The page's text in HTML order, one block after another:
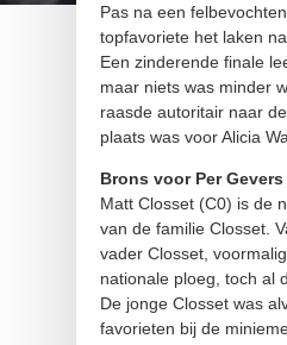
Pas na een
topfavoriete het laken
Een zinderende finale
maar niets was minder
raasde autoritair naar
plaats was voor Alicia
Brons voor Per Gevers
Matt Closset (C0) is de
van de familie Closset.
vader Closset,
nationale ploeg, toch al
De jonge Closset was
favorieten bij de